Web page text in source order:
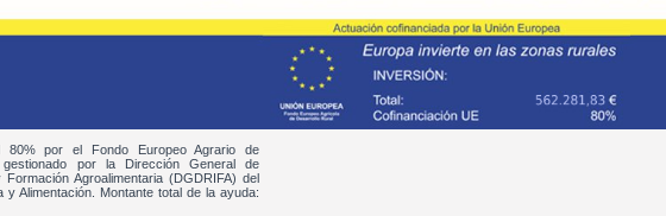
80% por el Fondo Europeo Agrario de
gestionado por la Dirección General de
Agroalimentaria (DGDRIFA) del
y Alimentación. Montante total de la ayuda: